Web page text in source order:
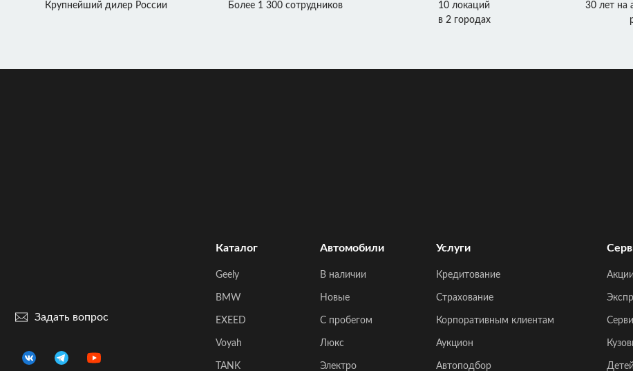
Крупнейший дилер России Более 1 300 сотрудников
10 локаций
в 2 городах
30 лет на
Каталог
Geely
BMW
EXEED
Voyah
TANK
Автомобили
В наличии
Новые
C пробегом
Люкс
Электро
Услуги
Кредитование
Страхование
Корпоративным клиентам
Аукцион
Автоподбор
Задать вопрос